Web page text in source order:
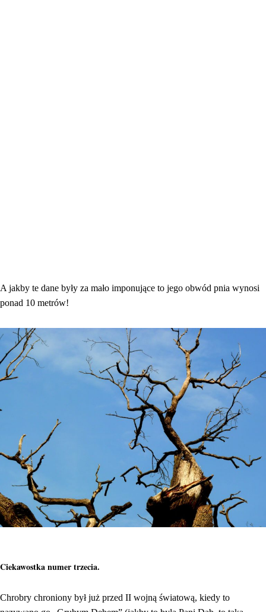
A jakby te dane były za mało imponujące to jego obwód pnia wynosi
ponad 10 metrów!
Ciekawostka numer trzecia.
Chrobry chroniony był już przed II wojną światową, kiedy to